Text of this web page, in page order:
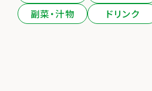
副菜・汁物
ドリンク